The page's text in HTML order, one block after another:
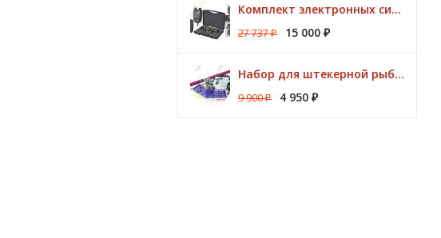
Комплект электронных сигнализаторов TRAPER Prestige 4+1
27 737₽ 15 000 ₽
Набор для штекерной рыбалки CLUB KORUM PINK Поплавок (удилище 7м, аксессуары)
9 900₽ 4 950 ₽